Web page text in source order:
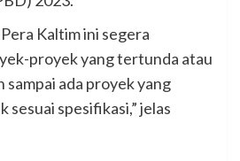
Kaltim ini segera
proyek yang tertunda atau
sampai ada proyek yang
sesuai spesifikasi,” jelas